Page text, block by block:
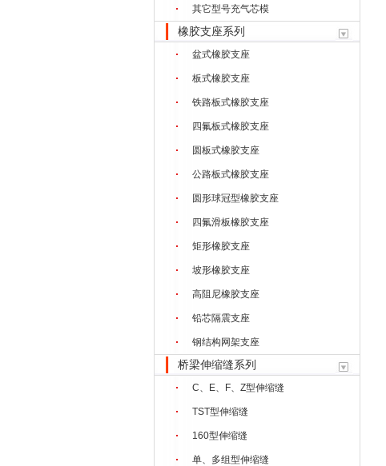
其它型号充气芯模
橡胶支座系列
盆式橡胶支座
板式橡胶支座
铁路板式橡胶支座
四氟板式橡胶支座
圆板式橡胶支座
公路板式橡胶支座
圆形球冠型橡胶支座
四氟滑板橡胶支座
矩形橡胶支座
坡形橡胶支座
高阻尼橡胶支座
铅芯隔震支座
钢结构网架支座
桥梁伸缩缝系列
C、E、F、Z型伸缩缝
TST型伸缩缝
160型伸缩缝
单、多组型伸缩缝